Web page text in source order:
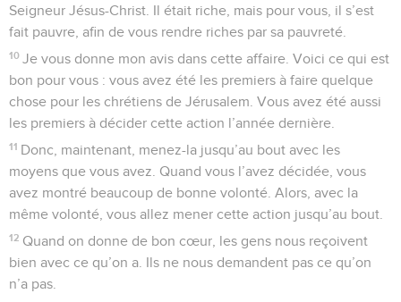
Seigneur Jésus-Christ. Il était riche, mais pour vous, il s’est
fait pauvre, afin de vous rendre riches par sa pauvreté.
10 Je vous donne mon avis dans cette affaire. Voici ce qui est
bon pour vous : vous avez été les premiers à faire quelque
chose pour les chrétiens de Jérusalem. Vous avez été aussi
les premiers à décider cette action l’année dernière.
11 Donc, maintenant, menez-la jusqu’au bout avec les
moyens que vous avez. Quand vous l’avez décidée, vous
avez montré beaucoup de bonne volonté. Alors, avec la
même volonté, vous allez mener cette action jusqu’au bout.
12 Quand on donne de bon cœur, les gens nous reçoivent
bien avec ce qu’on a. Ils ne nous demandent pas ce qu’on
n’a pas.